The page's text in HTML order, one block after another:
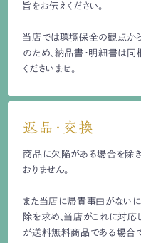
旨をお伝えください。
当店では環境保全の観点から
のため、納品書・明細書は同
くださいませ。
返品・交換
商品に欠陥がある場合を除
おりません。
また当店に帰責事由がない
除を求め、当店がこれに対
が送料無料商品である場合